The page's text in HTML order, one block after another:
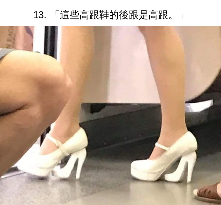
13. 「這些高跟鞋的後跟是高跟。」